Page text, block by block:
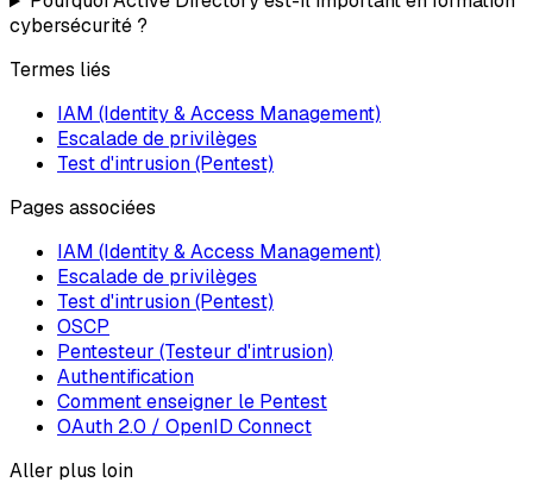
cybersécurité ?
Termes liés
IAM (Identity & Access Management)
Escalade de privilèges
Test d'intrusion (Pentest)
Pages associées
IAM (Identity & Access Management)
Escalade de privilèges
Test d'intrusion (Pentest)
OSCP
Pentesteur (Testeur d'intrusion)
Authentification
Comment enseigner le Pentest
OAuth 2.0 / OpenID Connect
Aller plus loin